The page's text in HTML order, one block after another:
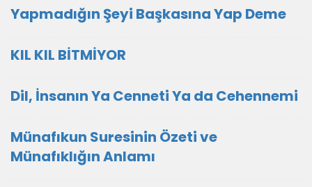
Yapmadığın Şeyi Başkasına Yap Deme
KIL KIL BİTMİYOR
Dil, İnsanın Ya Cenneti Ya da Cehennemi
Münafıkun Suresinin Özeti ve
Münafıklığın Anlamı